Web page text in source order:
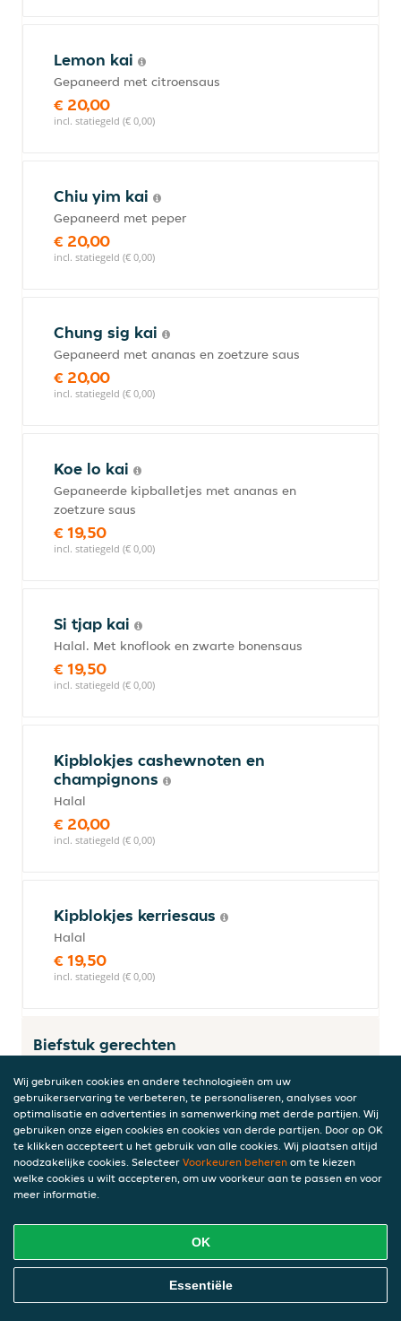
Lemon kai
Gepaneerd met citroensaus
€ 20,00
incl. statiegeld (€ 0,00)
Chiu yim kai
Gepaneerd met peper
€ 20,00
incl. statiegeld (€ 0,00)
Chung sig kai
Gepaneerd met ananas en zoetzure saus
€ 20,00
incl. statiegeld (€ 0,00)
Koe lo kai
Gepaneerde kipballetjes met ananas en
zoetzure saus
€ 19,50
incl. statiegeld (€ 0,00)
Si tjap kai
Halal. Met knoflook en zwarte bonensaus
€ 19,50
incl. statiegeld (€ 0,00)
Kipblokjes cashewnoten en
champignons
Halal
€ 20,00
incl. statiegeld (€ 0,00)
Kipblokjes kerriesaus
Halal
€ 19,50
incl. statiegeld (€ 0,00)
Biefstuk gerechten
Kong Po Ngau
Met scherpe Szechuan pepersaus
€ 23,00
incl. statiegeld (€ 0,00)
Chiu Yim NgauOnline Eten Bestellen
Wij gebruiken cookies en andere technologieën om uw
gebruikerservaring te verbeteren, te personaliseren, analyses voor
optimalisatie en advertenties in samenwerking met derde partijen. Wij
gebruiken onze eigen cookies en cookies van derde partijen. Door op OK
te klikken accepteert u het gebruik van alle cookies. Wij plaatsen altijd
noodzakelijke cookies. Selecteer Voorkeuren beheren om te kiezen
welke cookies u wilt accepteren, om uw voorkeur aan te passen en voor
meer informatie.
OK
Essentiële